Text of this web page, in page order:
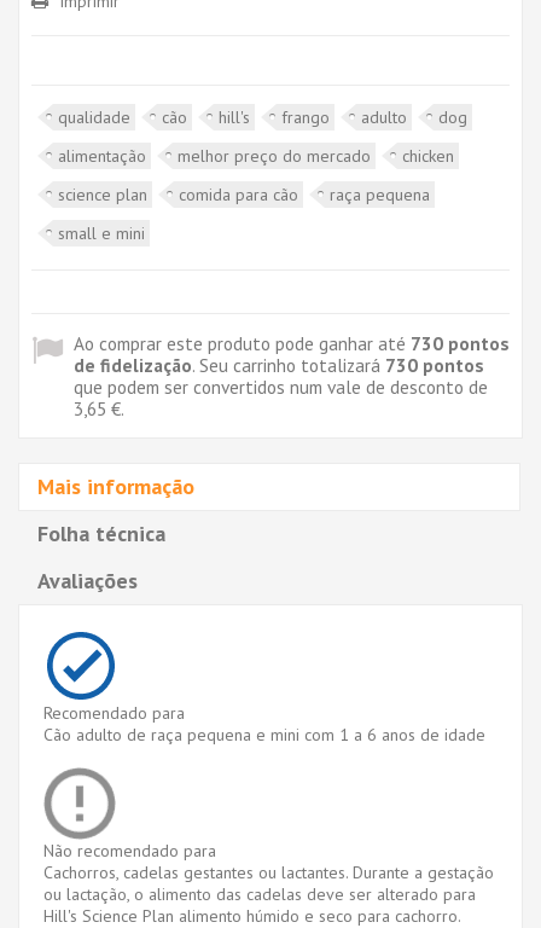
qualidade cão hill's frango adulto
dog
alimentação
melhor preço do mercado
chicken
science plan
comida para cão
raça pequena
small e mini
Ao comprar este produto pode ganhar até 730 pontos
de fidelização. Seu carrinho totalizará 730 pontos
que podem ser convertidos num vale de desconto de
3,65 €.
Mais informação
Folha técnica
Avaliações
Recomendado para
Cão adulto de raça pequena e mini com 1 a 6 anos de idade
Não recomendado para
Cachorros, cadelas gestantes ou lactantes. Durante a gestação
ou lactação, o alimento das cadelas deve ser alterado para
Hill's Science Plan alimento húmido e seco para cachorro.